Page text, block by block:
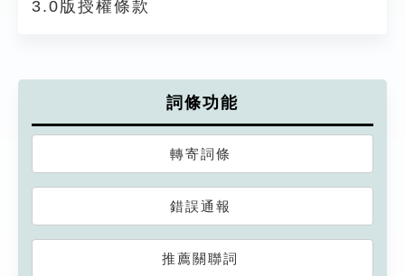
3.0版授權條款
詞條功能
轉寄詞條
錯誤通報
推薦關聯詞